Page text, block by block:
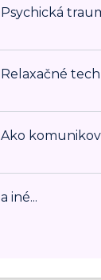
Psychická
Relaxačné
Ako
a iné...